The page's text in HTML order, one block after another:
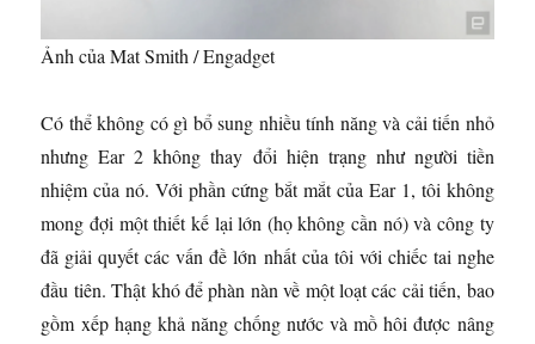
Ảnh của Mat Smith / Engadget
Có thể không có gì bổ sung nhiều tính năng và cải tiến nhỏ
nhưng Ear 2 không thay đổi hiện trạng như người tiền
nhiệm của nó. Với phần cứng bắt mắt của Ear 1, tôi không
mong đợi một thiết kế lại lớn (họ không cần nó) và công ty
đã giải quyết các vấn đề lớn nhất của tôi với chiếc tai nghe
đầu tiên. Thật khó để phàn nàn về một loạt các cải tiến, bao
gồm xếp hạng khả năng chống nước và mồ hôi được nâng